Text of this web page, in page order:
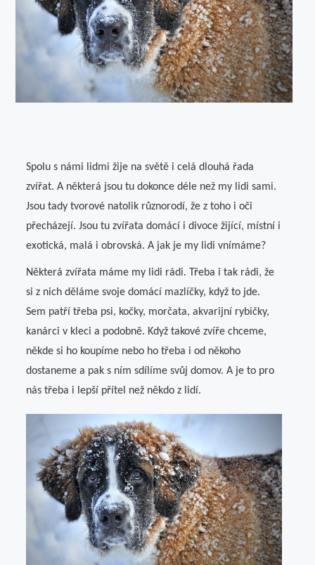
Láska
Móda
Produkty
Web
Zvířata
Spolu s námi lidmi žije na světě i celá dlouhá řada
zvířat. A některá jsou tu dokonce déle než my lidi sami.
Jsou tady tvorové natolik různorodí, že z toho i oči
přecházejí. Jsou tu zvířata domácí i divoce žijící, místní i
exotická, malá i obrovská. A jak je my lidi vnímáme?
Některá zvířata máme my lidi rádi. Třeba i tak rádi, že
si z nich děláme svoje domácí mazlíčky, když to jde.
Sem patří třeba psi, kočky, morčata, akvarijní rybičky,
kanárci v kleci a podobně. Když takové zvíře chceme,
někde si ho koupíme nebo ho třeba i od někoho
dostaneme a pak s ním sdílíme svůj domov. A je to pro
nás třeba i lepší přítel než někdo z lidí.